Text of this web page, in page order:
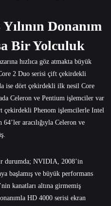
Donanım
Bir Yolculuk
hızlıca göz atmakta büyük
2 Duo serisi çift çekirdekli
ise dört çekirdekli ilk nesil Core
Celeron ve Pentium işlemciler var
çekirdekli Phenom işlemcilerle Intel
64’ler aracılığıyla Celeron ve
durumda; NVIDIA, 2008’in
başlamış ve büyük performans
kanatları altına girmemiş
HD 4000 serisi ekran